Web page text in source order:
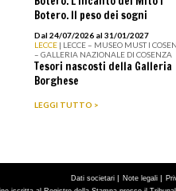
Botero. Il peso dei sogni
Dal 24/07/2026 al 31/01/2027
LECCE | LECCE – MUSEO MUST I
– GALLERIA NAZIONALE DI COSENZA
Tesori nascosti della Galleria
Borghese
LEGGI TUTTO >
Dati societari | Note legali |